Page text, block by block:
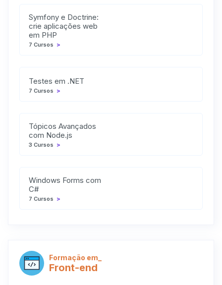
Symfony e Doctrine:
crie aplicações web
em PHP
7 Cursos >
Testes em .NET
7 Cursos >
Tópicos Avançados
com Node.js
3 Cursos >
Windows Forms com
C#
7 Cursos >
Formação em_
Front-end